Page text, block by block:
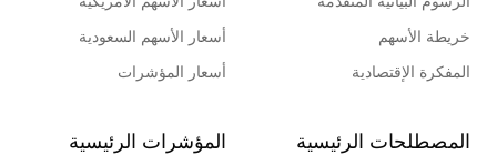
خريطة الأسهم
المفكرة الإقتصادية
أسعار الأسهم السعودية
أسعار المؤشرات
المصطلحات الرئيسية المؤشرات الرئيسية